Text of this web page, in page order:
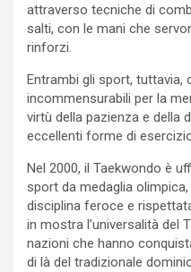
attraverso tecniche di
salti, con le mani che
rinforzi.
Entrambi gli sport, tuttavia,
incommensurabili per la
virtù della pazienza e della
eccellenti forme di
Nel 2000, il Taekwondo è
sport da medaglia
disciplina feroce e
in mostra l’universalità del
nazioni che hanno
di là del tradizionale